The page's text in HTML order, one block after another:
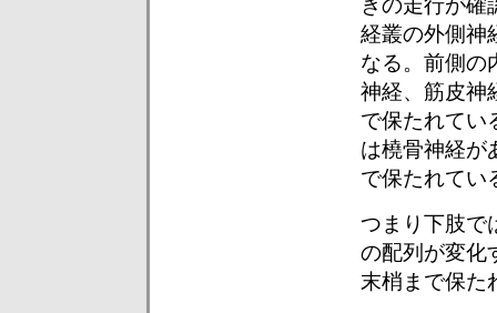
きの走行が確
経叢の外側神
なる。前側の
神経、筋皮神
で保たれてい
は橈骨神経が
で保たれてい
つまり下肢で
の配列が変化
末梢まで保た